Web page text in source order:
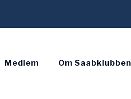
Medlem Om Saabklubben